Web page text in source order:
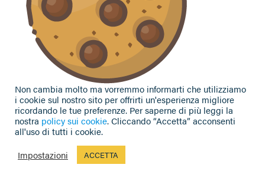
Seguici sui social
Privacy Policy|Cookie Policy
© 2002-2026 CAA Confagricoltura Emilia Romagna srl - P.IVA
02317021208
Non cambia molto ma vorremmo informarti che utilizziamo
i cookie sul nostro sito per offrirti un'esperienza migliore
ricordando le tue preferenze. Per saperne di più leggi la
nostra policy sui cookie. Cliccando “Accetta” acconsenti
all'uso di tutti i cookie.
Impostazioni
ACCETTA